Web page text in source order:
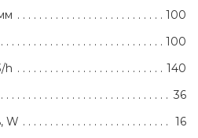
100
100
h
140
36
W
16